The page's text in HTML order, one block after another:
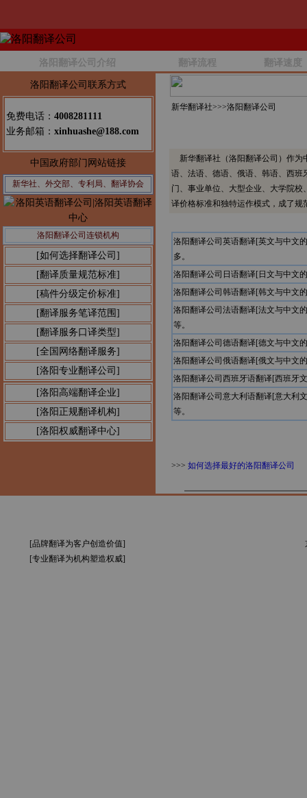
洛阳翻译公司介绍 翻译流程 翻译速度
洛阳翻译公司联系方式
免费电话： 4008281111
业务邮箱： xinhuashe@188.com
中国政府部门网站链接
新华社、外交部、专利局、翻译协会
洛阳翻译公司连锁机构
[如何选择翻译公司]
[翻译质量规范标准]
[稿件分级定价标准]
[翻译服务笔译范围]
[翻译服务口译类型]
[全国网络翻译服务]
[洛阳专业翻译公司]
[洛阳高端翻译企业]
[洛阳正规翻译机构]
[洛阳权威翻译中心]
新华翻译社>>>洛阳翻译公司
新华翻译社（洛阳翻译公司）作为
语、法语、德语、俄语、韩语、西
门、事业单位、大型企业、大学院
译价格标准和独特运作模式，成了
洛阳翻译公司英语翻译[英文与中文
多。
洛阳翻译公司日语翻译[日文与中文
洛阳翻译公司韩语翻译[韩文与中文
洛阳翻译公司法语翻译[法文与中文
等。
洛阳翻译公司德语翻译[德文与中文
洛阳翻译公司俄语翻译[俄文与中文
洛阳翻译公司西班牙语翻译[西班牙
洛阳翻译公司意大利语翻译[意大利
等。
>>> 如何选择最好的洛阳翻译公司
[品牌翻译为客户创造价值]
[专业翻译为机构塑造权威]